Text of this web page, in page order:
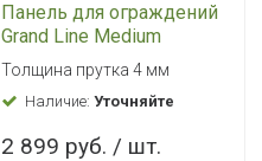
Панель для ограждений
Grand Line Medium
2,03x2,5 RAL 8017
(коричневый)
Толщина прутка 4 мм
Наличие: Уточняйте
2 899 руб. / шт.